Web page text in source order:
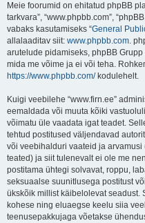
Meie foorumid on ehitatud phpBB
tarkvara”, “www.phpbb.com”,
vabaks kasutamiseks “General
allalaaditav siit: www.phpbb.com.
arutelude pidamiseks, phpBB
mida me võime ja ei või teha.
https://www.phpbb.com/kodulehelt.
Kuigi veebilehe “www.firn.ee”
eemaldada või muuta kõiki
võimatu üle vaadata igat teadet.
tehtud postitused väljendavad
või veebihalduri vaateid ja
teated) ja siit tulenevalt ei ole me
postitama ühtegi solvavat, roppu,
seksuaalse suunitlusega postitust
ükskõik millist käibelolevat seadust.
kohese ning eluaegse keelu siia
teenusepakkujaga võetakse